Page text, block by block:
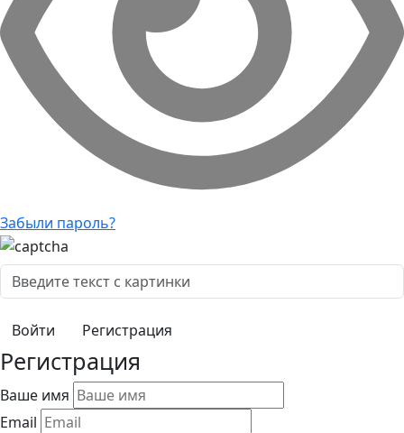
Забыли пароль?
Регистрация
Регистрация
Ваше имя
Email